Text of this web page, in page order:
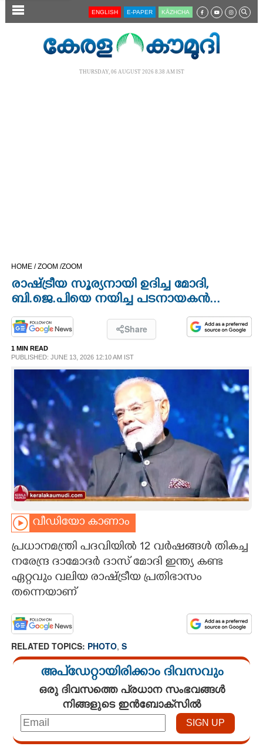
SECTIONS
LIFESTYLE
SPIRITUAL
INFO+
ART
ASTRO
CARTOONS
LITERATURE
ZOOM
CONTACT US
ENGLISH E-PAPER KĀZHCHA
THURSDAY, 06 AUGUST 2026 8.38 AM IST
HOME /ZOOM /ZOOM
രാഷ്ട്രീയ സൂര്യനായി ഉദിച്ച മോദി,
ബി.ജെ.പിയെ നയിച്ച പടനായകൻ...
Share
1 MIN READ
PUBLISHED: JUNE 13, 2026 12:10 AM IST
വീഡിയോ കാണാം
പ്രധാനമന്ത്രി പദവിയിൽ 12 വർഷങ്ങൾ തികച്ച
നരേന്ദ്ര ദാമോദർ ദാസ് മോദി ഇന്ത്യ കണ്ട
ഏറ്റവും വലിയ രാഷ്ട്രീയ പ്രതിഭാസം
തന്നെയാണ്
RELATED TOPICS: PHOTO, S
അപ്ഡേറ്റായിരിക്കാം ദിവസവും
ഒരു ദിവസത്തെ പ്രധാന സംഭവങ്ങൾ
നിങ്ങളുടെ ഇൻബോക്സിൽ